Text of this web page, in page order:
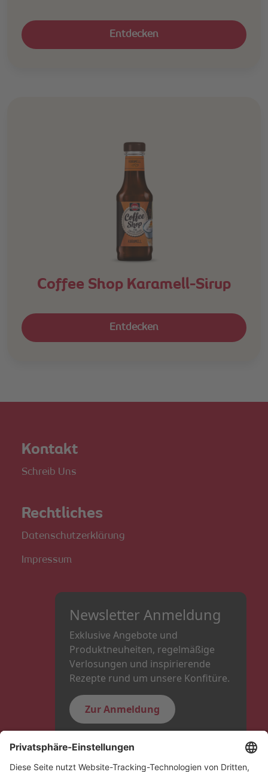
Entdecken
Coffee Shop Karamell-Sirup
Entdecken
Kontakt
Schreib Uns
Rechtliches
Datenschutzerklärung
Impressum
Newsletter Anmeldung
Exklusive Angebote und
Produktneuheiten, regelmäßige
Verlosungen und inspirierende
Rezepte rund um unsere Konfitüre.
Zur Anmeldung
Folge uns